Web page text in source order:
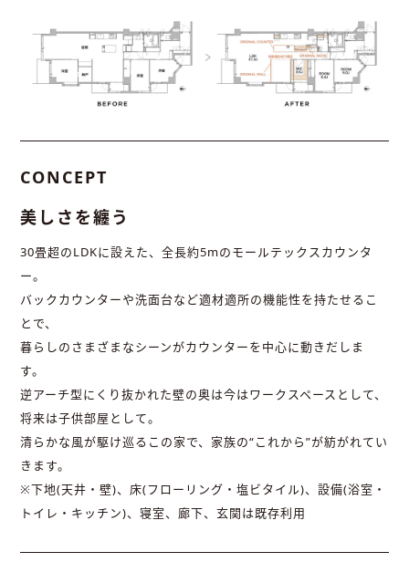
CONCEPT
美しさを纏う
30畳超のLDKに設えた、全長約5mのモールテックスカウンタ
ー。
バックカウンターや洗面台など適材適所の機能性を持たせるこ
とで、
暮らしのさまざまなシーンがカウンターを中心に動きだしま
す。
逆アーチ型にくり抜かれた壁の奥は今はワークスペースとして、
将来は子供部屋として。
清らかな風が駆け巡るこの家で、家族の“これから”が紡がれてい
きます。
※下地(天井・壁)、床(フローリング・塩ビタイル)、設備(浴室・
トイレ・キッチン)、寝室、廊下、玄関は既存利用